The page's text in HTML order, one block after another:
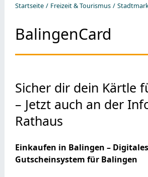
Startseite Freizeit & Tourismus
BalingenCard
Sicher dir dein Kärtle
– Jetzt auch an der
Rathaus
Einkaufen in Balingen – Digitales
Gutscheinsystem für Balingen